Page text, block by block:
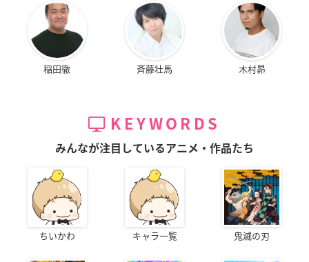
稲田徹 斉藤壮馬 木村昴
KEYWORDS
みんなが注目しているアニメ・作品たち
ちいかわ キャラ一覧 鬼滅の刃